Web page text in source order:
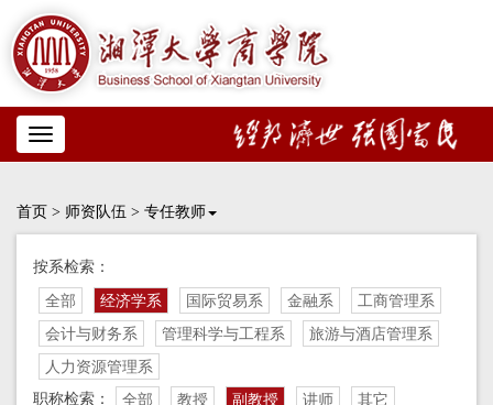
Toggle
navigation
首页 > 师资队伍 > 专任教师
按系检索：
全部 经济学系 国际贸易系 金融系
工商管理系
会计与财务系
管理科学与工程系
旅游与酒店管理系
人力资源管理系
职称检索：
全部 教授 副教授 讲师 其它